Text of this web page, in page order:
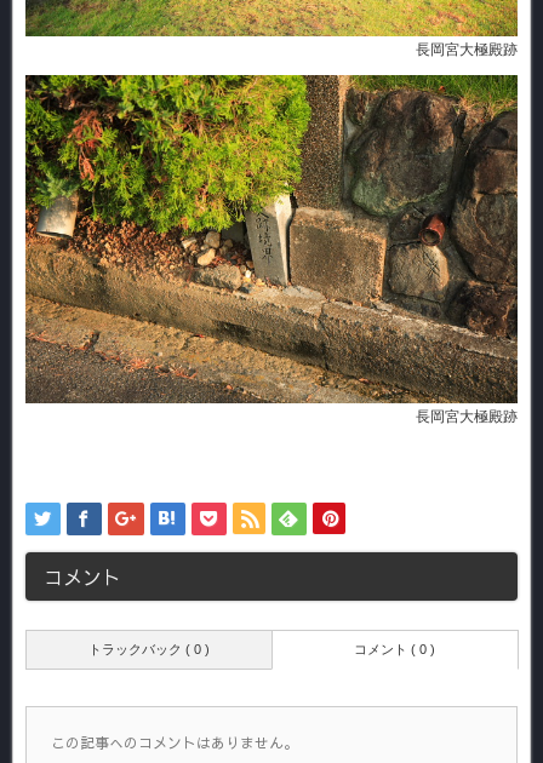
長岡宮大極殿跡
長岡宮大極殿跡
コメント
トラックバック ( 0 ) コメント ( 0 )
この記事へのコメントはありません。